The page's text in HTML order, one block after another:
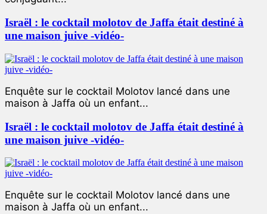
Israël : le cocktail molotov de Jaffa était destiné à
une maison juive -vidéo-
Enquête sur le cocktail Molotov lancé dans une
maison à Jaffa où un enfant...
Israël : le cocktail molotov de Jaffa était destiné à
une maison juive -vidéo-
Enquête sur le cocktail Molotov lancé dans une
maison à Jaffa où un enfant...